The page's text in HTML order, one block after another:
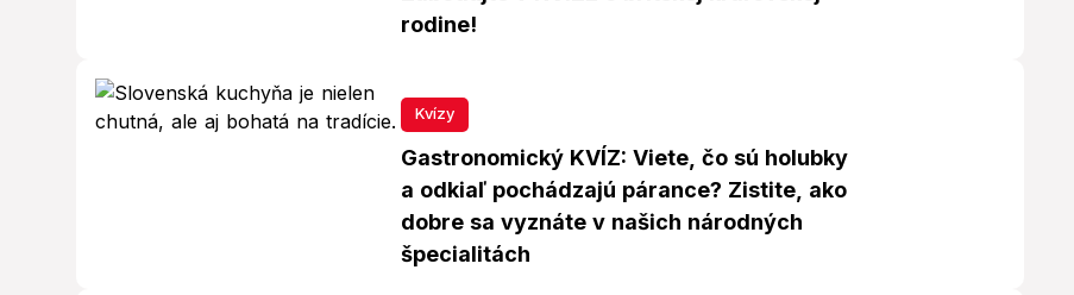
rodine!
Kvízy
Gastronomický KVÍZ: Viete, čo sú holubky
a odkiaľ pochádzajú párance? Zistite, ako
dobre sa vyznáte v našich národných
špecialitách